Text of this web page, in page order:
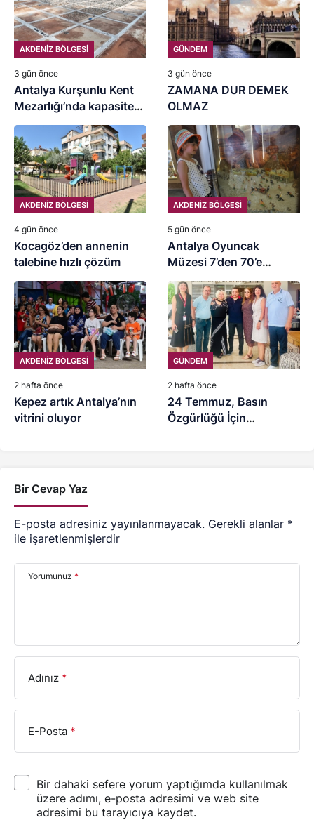
AKDENİZ BÖLGESİ
3 gün önce
Antalya Kurşunlu Kent
Mezarlığı’nda kapasite
artırımı
GÜNDEM
3 gün önce
ZAMANA DUR DEMEK
OLMAZ
AKDENİZ BÖLGESİ
4 gün önce
Kocagöz’den annenin
talebine hızlı çözüm
AKDENİZ BÖLGESİ
5 gün önce
Antalya Oyuncak
Müzesi 7’den 70’e
ziyaretçilerini ağırlıyor
AKDENİZ BÖLGESİ
2 hafta önce
Kepez artık Antalya’nın
vitrini oluyor
GÜNDEM
2 hafta önce
24 Temmuz, Basın
Özgürlüğü İçin
Bir Cevap Yaz
E-posta adresiniz yayınlanmayacak. Gerekli alanlar *
ile işaretlenmişlerdir
Yorumunuz *
Adınız *
E-Posta *
Bir dahaki sefere yorum yaptığımda kullanılmak
üzere adımı, e-posta adresimi ve web site
adresimi bu tarayıcıya kaydet.